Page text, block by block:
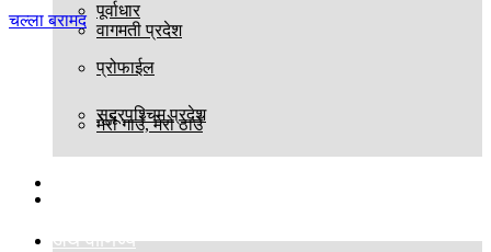
पूर्वाधार
प्रोफाईल
मेरो गाउँ, मेरो ठाउँ
अर्थ वाणिज्य
वागमती प्रदेश
सुदूरपश्चिम प्रदेश